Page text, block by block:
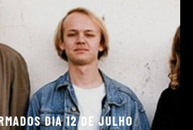
DIA 12 DE JULHO